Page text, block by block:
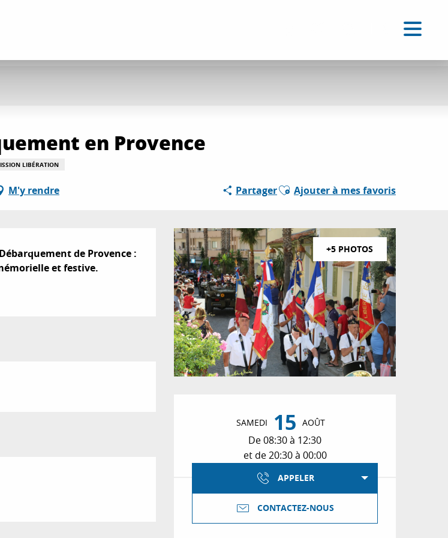
en Provence
LIBÉRATION
M'y rendre PartagerAjouter aux favoris
Ajouter à mes favoris
+5 PHOTOS
Ouverture et
SAMEDI 15 AOÛT
De 08:30 à 12:30
et de 20:30 à 00:00
APPELER
CONTACTEZ-NOUS
de Provence :
et festive.